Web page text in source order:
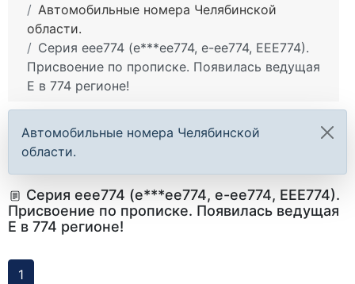
Автомобильные номера Челябинской
области.
Серия еее774 (е***ее774, е-ее774, ЕЕЕ774).
Присвоение по прописке. Появилась ведущая
Е в 774 регионе!
Автомобильные номера Челябинской
области.
Серия еее774 (е***ее774, е-ее774, ЕЕЕ774).
Присвоение по прописке. Появилась ведущая
Е в 774 регионе!
1